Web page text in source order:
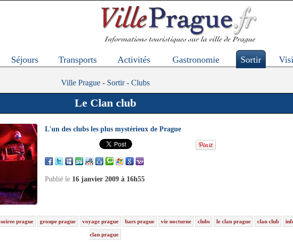
Séjours Transports Activités Gastronomie Sortir
Ville Prague - Sortir - Clubs
Le Clan club
L'un des clubs les plus mystérieux de Prague
Publié le 16 janvier 2009 à 16h55
soiree prague groupe prague voyage prague bars prague vie nocturne clubs le clan prague clan club
clan prague